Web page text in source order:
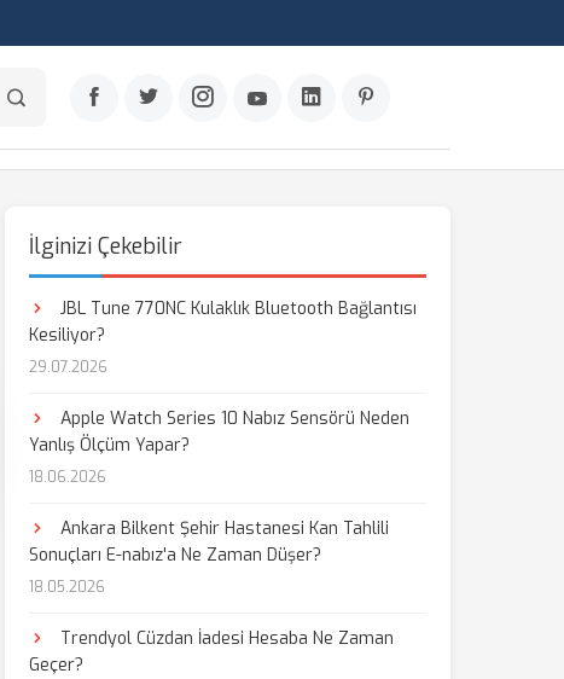
İlginizi Çekebilir
JBL Tune 770NC Kulaklık Bluetooth Bağlantısı
Kesiliyor?
29.07.2026
Apple Watch Series 10 Nabız Sensörü Neden
Yanlış Ölçüm Yapar?
18.06.2026
Ankara Bilkent Şehir Hastanesi Kan Tahlili
Sonuçları E-nabız'a Ne Zaman Düşer?
18.05.2026
Trendyol Cüzdan İadesi Hesaba Ne Zaman
Geçer?